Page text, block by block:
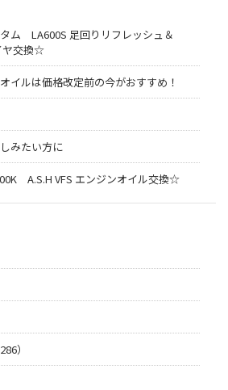
ム LA600S 足回りリフレッシュ＆
ヤ交換☆
イルは価格改定前の今がおすすめ！
みたい方に
A.S.H VFS エンジンオイル交換☆
）